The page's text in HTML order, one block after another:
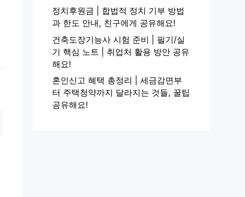
정치후원금 | 합법적 정치 기부 방법
과 한도 안내, 친구에게 공유해요!
건축도장기능사 시험 준비 | 필기/실
기 핵심 노트 | 취업처 활용 방안 공유
해요!
혼인신고 혜택 총정리 | 세금감면부
터 주택청약까지 달라지는 것들, 꿀팁
공유해요!